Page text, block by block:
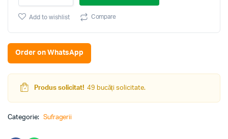
Light
01
Add to wishlist Compare
Order on WhatsApp
Produs solicitat! 49 bucăți solicitate.
Categorie: Sufragerii